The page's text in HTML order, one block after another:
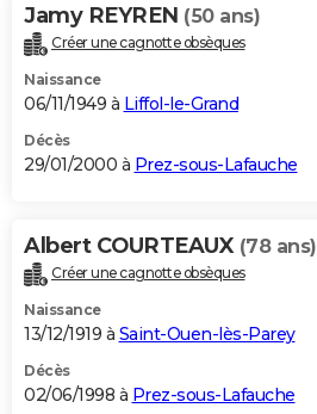
Jamy REYREN (50 ans)
Créer une cagnotte obsèques
Naissance
06/11/1949 à Liffol-le-Grand
Décès
29/01/2000 à Prez-sous-Lafauche
Albert COURTEAUX (78 ans)
Créer une cagnotte obsèques
Naissance
13/12/1919 à Saint-Ouen-lès-Parey
Décès
02/06/1998 à Prez-sous-Lafauche